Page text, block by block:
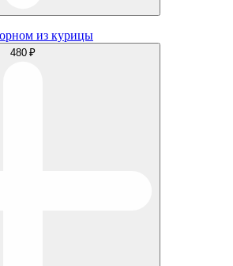
из курицы
480 ₽